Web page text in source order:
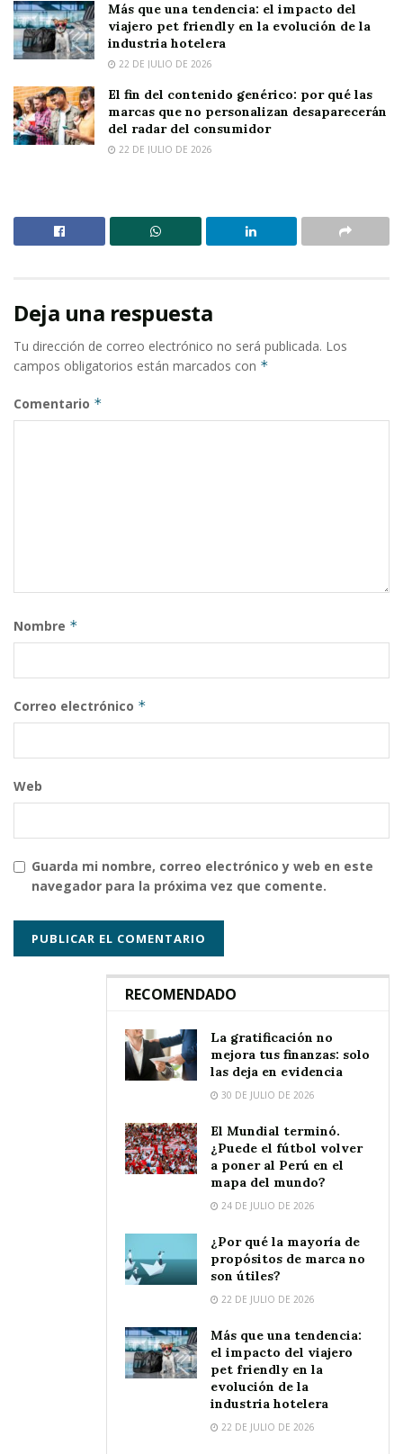
Más que una tendencia: el impacto del
viajero pet friendly en la evolución de la
industria hotelera
22 DE JULIO DE 2026
El fin del contenido genérico: por qué las
marcas que no personalizan desaparecerán
del radar del consumidor
22 DE JULIO DE 2026
Deja una respuesta
Tu dirección de correo electrónico no será publicada. Los
campos obligatorios están marcados con *
Comentario *
Nombre *
Correo electrónico *
Web
Guarda mi nombre, correo electrónico y web en este
navegador para la próxima vez que comente.
RECOMENDADO
La gratificación no
mejora tus finanzas: solo
las deja en evidencia
30 DE JULIO DE 2026
El Mundial terminó.
¿Puede el fútbol volver
a poner al Perú en el
mapa del mundo?
24 DE JULIO DE 2026
¿Por qué la mayoría de
propósitos de marca no
son útiles?
22 DE JULIO DE 2026
Más que una tendencia:
el impacto del viajero
pet friendly en la
evolución de la
industria hotelera
22 DE JULIO DE 2026